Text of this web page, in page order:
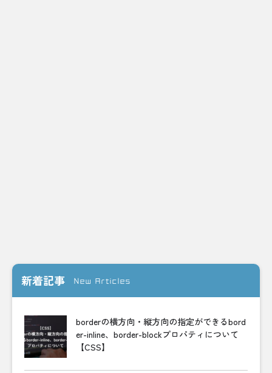
新着記事 New Articles
borderの横方向・縦方向の指定ができるbord
er-inline、border-blockプロパティについて
【CSS】